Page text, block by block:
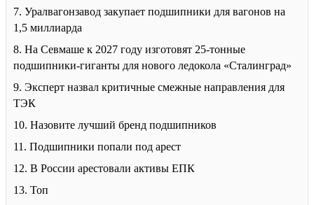
7. Уралвагонзавод закупает подшипники для вагонов на
1,5 миллиарда
8. На Севмаше к 2027 году изготовят 25-тонные
подшипники-гиганты для нового ледокола «Сталинград»
9. Эксперт назвал критичные смежные направления для
ТЭК
10. Назовите лучший бренд подшипников
11. Подшипники попали под арест
12. В России арестовали активы ЕПК
13. Топ